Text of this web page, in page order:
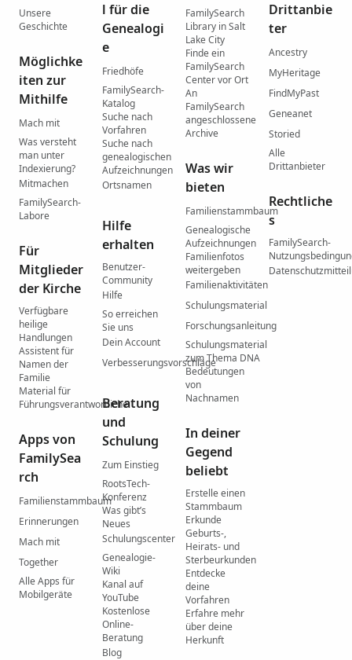
Unsere
Geschichte
Möglichke
iten zur
Mithilfe
Mach mit
Was versteht
man unter
Indexierung?
Mitmachen
FamilySearch-
Labore
Für
Mitglieder
der Kirche
Verfügbare
heilige
Handlungen
Assistent für
Namen der
Familie
Material für
Führungsverantwortliche
Apps von
FamilySea
rch
Familienstammbaum
Erinnerungen
Mach mit
Together
Alle Apps für
Mobilgeräte
l für die
Genealogi
e
Friedhöfe
FamilySearch-
Katalog
Suche nach
Vorfahren
Suche nach
genealogischen
Aufzeichnungen
Ortsnamen
Hilfe
erhalten
Benutzer-
Community
Hilfe
So erreichen
Sie uns
Dein Account
Verbesserungsvorschläge
Beratung
und
Schulung
Zum Einstieg
RootsTech-
Konferenz
Was gibtʼs
Neues
Schulungscenter
Genealogie-
Wiki
Kanal auf
YouTube
Kostenlose
Online-
Beratung
Blog
FamilySearch
Library in Salt
Lake City
Finde ein
FamilySearch
Center vor Ort
An
FamilySearch
angeschlossene
Archive
Was wir
bieten
Familienstammbaum
Genealogische
Aufzeichnungen
Familienfotos
weitergeben
Familienaktivitäten
Schulungsmaterial
Forschungsanleitung
Schulungsmaterial
zum Thema DNA
Bedeutungen
von
Nachnamen
In deiner
Gegend
beliebt
Erstelle einen
Stammbaum
Erkunde
Geburts-,
Heirats- und
Sterbeurkunden
Entdecke
deine
Vorfahren
Erfahre mehr
über deine
Herkunft
Drittanbie
ter
Ancestry
MyHeritage
FindMyPast
Geneanet
Storied
Alle
Drittanbieter
Rechtliche
s
FamilySearch-